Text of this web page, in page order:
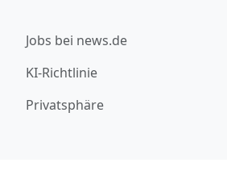
Jobs bei news.de
KI-Richtlinie
Privatsphäre